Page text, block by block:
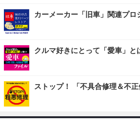
カーメーカー「旧車」関連プロ
クルマ好きにとって「愛車」と
ストップ！ 「不具合修理＆不